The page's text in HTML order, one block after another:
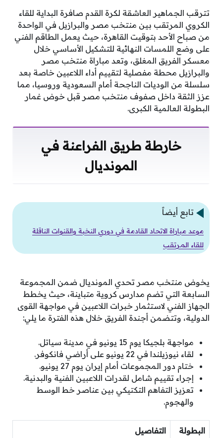
تترقب الجماهير العاشقة لكرة القدم صافرة البداية للقاء
الكروي المرتقب بين منتخب مصر والبرازيل في الواحدة
من صباح الأحد بتوقيت القاهرة، حيث يعمل الطاقم الفني
على وضع اللمسات النهائية للتشكيل الأساسي خلال
معسكر الفريق المغلق، وتعد مباراة منتخب مصر
والبرازيل محطة مفصلية لتقييم أداء اللاعبين خاصة بعد
سلسلة من الوديات الناجحة أمام السعودية وروسيا، مما
عزز الثقة داخل صفوف منتخب مصر قبل خوض غمار
البطولة العالمية الكبرى.
خارطة طريق الفراعنة في
المونديال
تابع أيضاً
موعد مباراة الاتحاد القادمة في دوري النخبة والقنوات الناقلة
للقاء المرتقب
يخوض منتخب مصر تحدي المونديال ضمن المجموعة
السابعة التي تضم مدارس كروية متباينة، حيث يخطط
الجهاز الفني لاستثمار خبرات اللاعبين في مواجهة القوى
الدولية، وتتضمن أجندة الفريق خلال هذه الفترة ما يلي:
مواجهة بلجيكا يوم 15 يونيو في مدينة سياتل.
لقاء نيوزيلندا في 22 يونيو على أراضي فانكوفر.
ختام دور المجموعات أمام إيران يوم 27 يونيو.
إجراء تقييم شامل لقدرات اللاعبين الفنية والبدنية.
تعزيز التفاهم التكتيكي بين عناصر خط الوسط
والهجوم.
البطولة التفاصيل